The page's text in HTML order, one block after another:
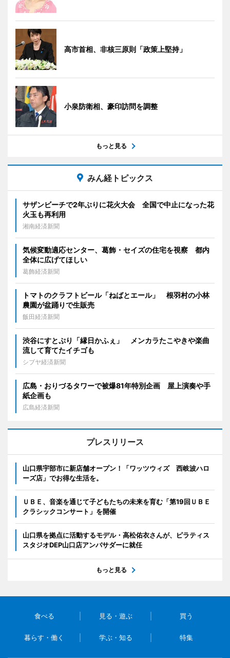
高市首相、非核三原則「政策上堅持」
小泉防衛相、豪印訪問を調整
もっと見る
みん経トピックス
サザンビーチで2年ぶりに花火大会 全国で中止になった花
火玉も再利用
湘南経済新聞
気候変動適応センター、葛飾・セイズの住宅を視察 都内
全体に広げてほしい
葛飾経済新聞
トマトのクラフトビール「ねばとエール」 根羽村の小林
農園が盆踊りで生販売
飯田経済新聞
渋谷にすとぷり「縁日かふぇ」 メンカラたこやきや楽曲
流して育てたイチゴも
シブヤ経済新聞
広島・おりづるタワーで被爆81年特別企画 屋上演奏や手
紙企画も
広島経済新聞
プレスリリース
山口県宇部市に新店舗オープン！「ワッツウィズ 西岐波ハロ
ーズ店」でお得な生活を。
ＵＢＥ、音楽を通じて子どもたちの未来を育む「第19回ＵＢＥ
クラシックコンサート」を開催
山口県を拠点に活動するモデル・高松佑衣さんが、ピラティス
スタジオDEP山口店アンバサダーに就任
もっと見る
食べる 見る・遊ぶ 買う
暮らす・働く 学ぶ・知る 特集